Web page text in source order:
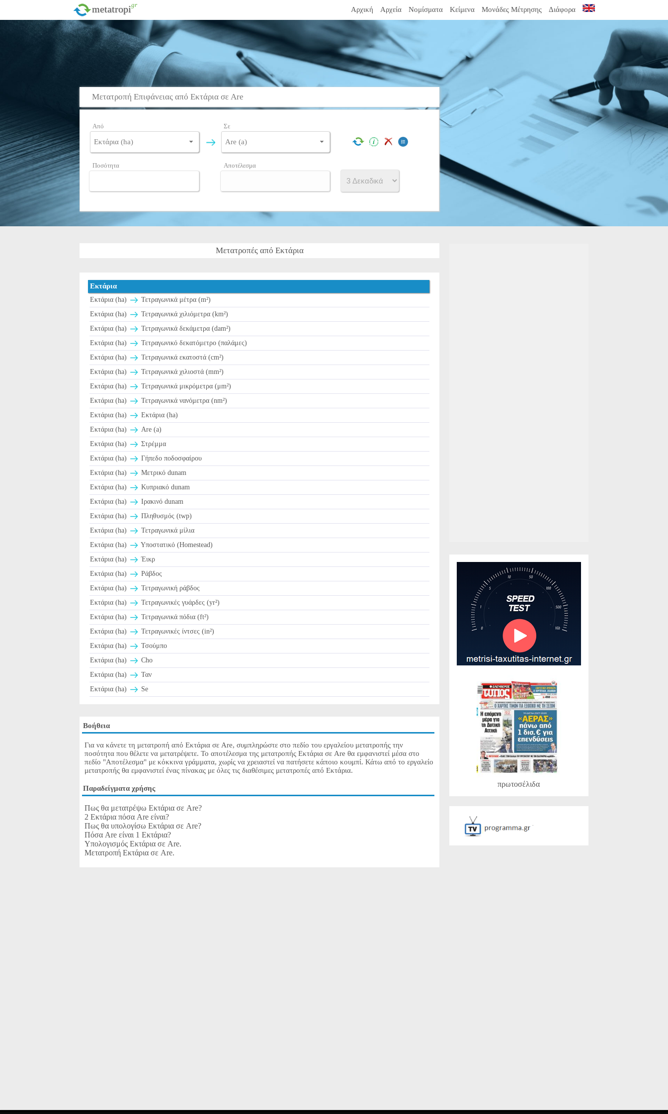
metatropi.gr
Αρχική Αρχεία Νομίσματα Κείμενα Μονάδες Μέτρησης Διάφορα
Μετατροπή Επιφάνειας από Εκτάρια σε Are
Από Σε
Ποσότητα Αποτέλεσμα
Μετατροπές από Εκτάρια
Εκτάρια
Εκτάρια (ha)
Τετραγωνικά μέτρα (m²)
Εκτάρια (ha)
Τετραγωνικά χιλιόμετρα (km²)
Εκτάρια (ha)
Τετραγωνικά δεκάμετρα (dam²)
Εκτάρια (ha)
Τετραγωνικό δεκατόμετρο (παλάμες)
Εκτάρια (ha)
Τετραγωνικά εκατοστά (cm²)
Εκτάρια (ha)
Τετραγωνικά χιλιοστά (mm²)
Εκτάρια (ha)
Τετραγωνικά μικρόμετρα (μm²)
Εκτάρια (ha)
Τετραγωνικά νανόμετρα (nm²)
Εκτάρια (ha)
Εκτάρια (ha)
Εκτάρια (ha)
Are (a)
Εκτάρια (ha)
Στρέμμα
Εκτάρια (ha)
Γήπεδο ποδοσφαίρου
Εκτάρια (ha)
Μετρικό dunam
Εκτάρια (ha)
Κυπριακό dunam
Εκτάρια (ha)
Ιρακινό dunam
Εκτάρια (ha)
Πληθυσμός (twp)
Εκτάρια (ha)
Τετραγωνικά μίλια
Εκτάρια (ha)
Υποστατικό (Homestead)
Εκτάρια (ha)
Έικρ
Εκτάρια (ha)
Ράβδος
Εκτάρια (ha)
Τετραγωνική ράβδος
Εκτάρια (ha)
Τετραγωνικές γυάρδες (yr²)
Εκτάρια (ha)
Τετραγωνικά πόδια (ft²)
Εκτάρια (ha)
Τετραγωνικές ίντσες (in²)
Εκτάρια (ha)
Τσούμπο
Εκτάρια (ha)
Cho
Εκτάρια (ha)
Ταν
Εκτάρια (ha)
Se
Βοήθεια
Για να κάνετε τη μετατροπή από Εκτάρια σε Are, συμπληρώστε στο πεδίο του εργαλείου μετατροπής την
ποσότητα που θέλετε να μετατρέψετε. Το αποτέλεσμα της μετατροπής Εκτάρια σε Are θα εμφανιστεί μέσα στο
πεδίο "Αποτέλεσμα" με κόκκινα γράμματα, χωρίς να χρειαστεί να πατήσετε κάποιο κουμπί. Κάτω από το εργαλείο
μετατροπής θα εμφανιστεί ένας πίνακας με όλες τις διαθέσιμες μετατροπές από Εκτάρια.
Παραδείγματα χρήσης
Πως θα μετατρέψω Εκτάρια σε Are?
2 Εκτάρια πόσα Are είναι?
Πως θα υπολογίσω Εκτάρια σε Are?
Πόσα Are είναι 1 Εκτάρια?
Υπολογισμός Εκτάρια σε Are.
Μετατροπή Εκτάρια σε Are.
πρωτοσέλιδα